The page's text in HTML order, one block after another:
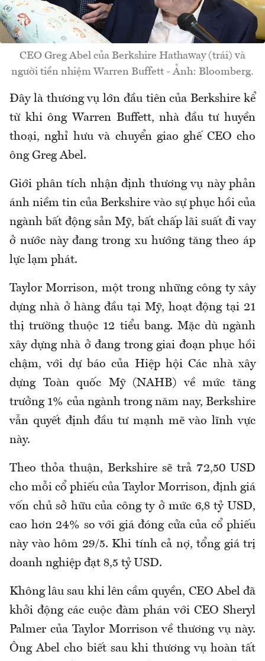
CEO Greg Abel của Berkshire Hathaway (trái) và
người tiền nhiệm Warren Buffett - Ảnh: Bloomberg.
Đây là thương vụ lớn đầu tiên của Berkshire kể
từ khi ông Warren Buffett, nhà đầu tư huyền
thoại, nghỉ hưu và chuyển giao ghế CEO cho
ông Greg Abel.
Giới phân tích nhận định thương vụ này phản
ánh niềm tin của Berkshire vào sự phục hồi của
ngành bất động sản Mỹ, bất chấp lãi suất đi vay
ở nước này đang trong xu hướng tăng theo áp
lực lạm phát.
Taylor Morrison, một trong những công ty xây
dựng nhà ở hàng đầu tại Mỹ, hoạt động tại 21
thị trường thuộc 12 tiểu bang. Mặc dù ngành
xây dựng nhà ở đang trong giai đoạn phục hồi
chậm, với dự báo của Hiệp hội Các nhà xây
dựng Toàn quốc Mỹ (NAHB) về mức tăng
trưởng 1% của ngành trong năm nay, Berkshire
vẫn quyết định đầu tư mạnh mẽ vào lĩnh vực
này.
Theo thỏa thuận, Berkshire sẽ trả 72,50 USD
cho mỗi cổ phiếu của Taylor Morrison, định giá
vốn chủ sở hữu của công ty ở mức 6,8 tỷ USD,
cao hơn 24% so với giá đóng cửa của cổ phiếu
này vào hôm 29/5. Khi tính cả nợ, tổng giá trị
doanh nghiệp đạt 8,5 tỷ USD.
Không lâu sau khi lên cầm quyền, CEO Abel đã
khởi động các cuộc đàm phán với CEO Sheryl
Palmer của Taylor Morrison về thương vụ này.
Ông Abel cho biết sau khi thương vụ hoàn tất